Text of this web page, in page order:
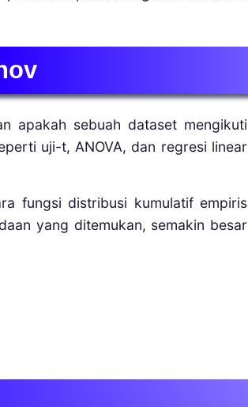
apakah sebuah dataset mengikuti
uji-t, ANOVA, dan regresi linear
fungsi distribusi kumulatif empiris
yang ditemukan, semakin besar